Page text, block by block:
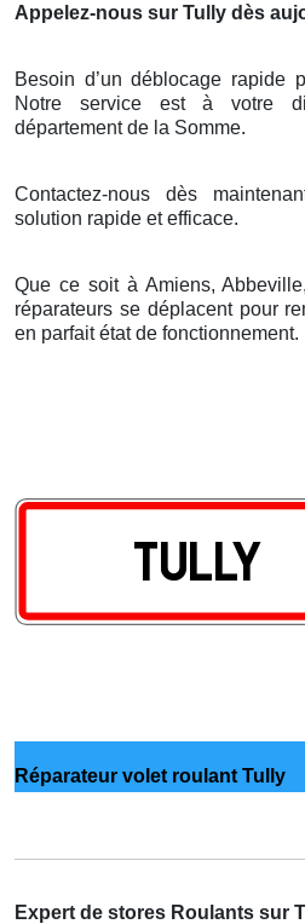
Appelez-nous sur Tully dès
Besoin d’un déblocage rapide
Notre service està votre
département de la Somme.
Contactez-nous dès
solution rapide et efficace.
Que ce soit à Amiens,
réparateurs se déplacent pour
en parfait état de fonctionnement.
Réparateur volet roulant Tully
Expert de stores Roulants sur